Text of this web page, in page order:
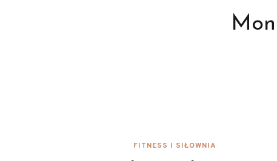
FITNESS I SIŁOWNIA